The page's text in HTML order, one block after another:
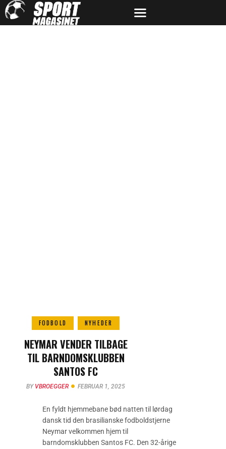
FODBOLD NYHEDER
NEYMAR VENDER TILBAGE
TIL BARNDOMSKLUBBEN
SANTOS FC
BY VBROEGGER FEBRUAR 1, 2025
En fyldt hjemmebane bød natten til lørdag
dansk tid den brasilianske fodboldstjerne
Neymar velkommen hjem til
barndomsklubben Santos FC. Den 32-årige